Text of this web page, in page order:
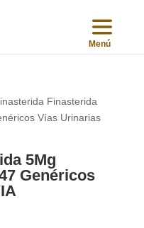
Finasterida
Vías Urinarias
5Mg
Genéricos